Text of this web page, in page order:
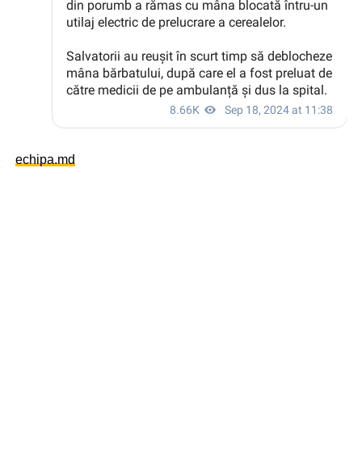
echipa.md